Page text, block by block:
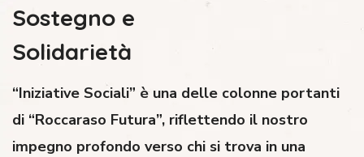
Sostegno e
Solidarietà
“Iniziative Sociali” è una delle colonne portanti
di “Roccaraso Futura”, riflettendo il nostro
impegno profondo verso chi si trova in una